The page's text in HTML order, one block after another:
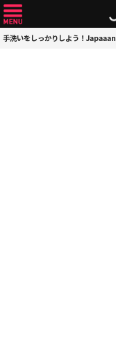
手洗いをしっかりしよう！Japaaan